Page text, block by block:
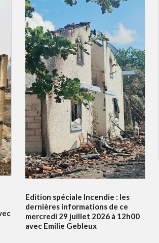
Edition spéciale Incendie : les
dernières informations de ce
mercredi 29 juillet 2026 à 12h00
avec Emilie Gebleux